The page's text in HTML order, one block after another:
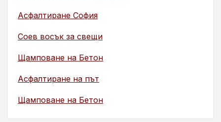
Асфалтиране София
Соев восък за свещи
Щамповане на Бетон
Асфалтиране на път
Щамповане на Бетон